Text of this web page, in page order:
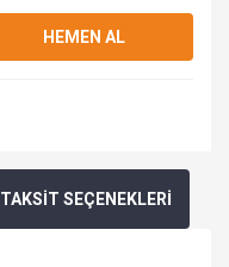
HEMEN AL
TAKSİT SEÇENEKLERİ